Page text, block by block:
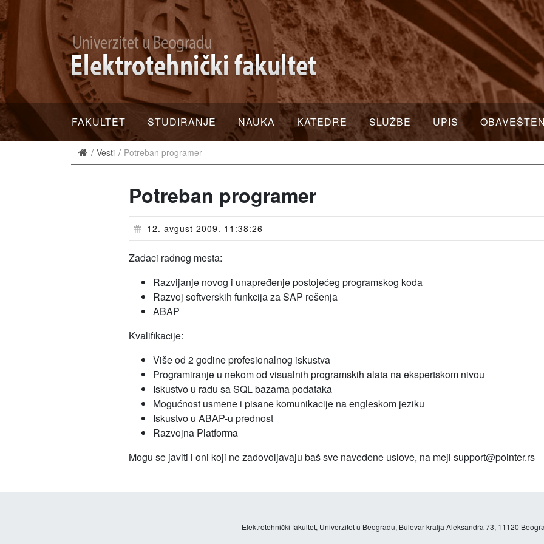
FAKULTET STUDIRANJE NAUKA KATEDRE SLUŽBE UPIS
Vesti Potreban programer
Potreban programer
12. avgust 2009. 11:38:26
Zadaci radnog mesta:
Razvijanje novog i unapređenje postojećeg programskog koda
Razvoj softverskih funkcija za SAP rešenja
ABAP
Kvalifikacije:
Više od 2 godine profesionalnog iskustva
Programiranje u nekom od visualnih programskih alata na ekspertskom nivou
Iskustvo u radu sa SQL bazama podataka
Mogućnost usmene i pisane komunikacije na engleskom jeziku
Iskustvo u ABAP-u prednost
Razvojna Platforma
Mogu se javiti i oni koji ne zadovoljavaju baš sve navedene uslove, na mejl support@pointer.rs
Elektrotehnički fakultet, Univerzitet u Beogradu, Bulevar kralja Aleksandra 73, 11120